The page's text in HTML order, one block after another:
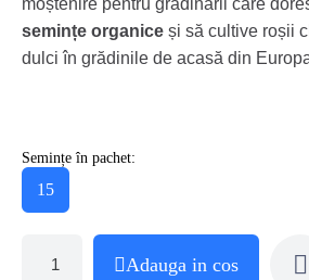
moștenire pentru grădinarii care
semințe organice și să cultive roșii
dulci în grădinile de acasă din
Semințe în pachet:
15
Adauga in cos